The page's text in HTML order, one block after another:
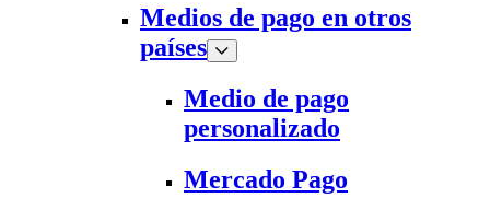
Medios de pago en otros
países
Medio de pago
personalizado
Mercado Pago